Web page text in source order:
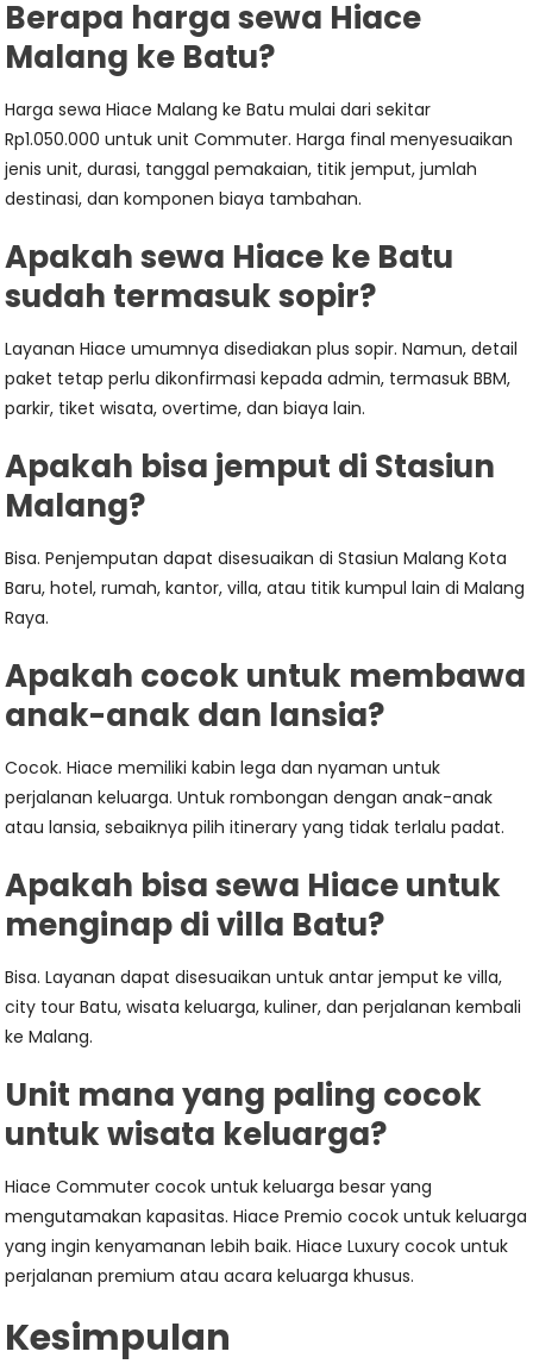
Berapa harga sewa Hiace
Malang ke Batu?
Harga sewa Hiace Malang ke Batu mulai dari sekitar
Rp1.050.000 untuk unit Commuter. Harga final menyesuaikan
jenis unit, durasi, tanggal pemakaian, titik jemput, jumlah
destinasi, dan komponen biaya tambahan.
Apakah sewa Hiace ke Batu
sudah termasuk sopir?
Layanan Hiace umumnya disediakan plus sopir. Namun, detail
paket tetap perlu dikonfirmasi kepada admin, termasuk BBM,
parkir, tiket wisata, overtime, dan biaya lain.
Apakah bisa jemput di Stasiun
Malang?
Bisa. Penjemputan dapat disesuaikan di Stasiun Malang Kota
Baru, hotel, rumah, kantor, villa, atau titik kumpul lain di Malang
Raya.
Apakah cocok untuk membawa
anak-anak dan lansia?
Cocok. Hiace memiliki kabin lega dan nyaman untuk
perjalanan keluarga. Untuk rombongan dengan anak-anak
atau lansia, sebaiknya pilih itinerary yang tidak terlalu padat.
Apakah bisa sewa Hiace untuk
menginap di villa Batu?
Bisa. Layanan dapat disesuaikan untuk antar jemput ke villa,
city tour Batu, wisata keluarga, kuliner, dan perjalanan kembali
ke Malang.
Unit mana yang paling cocok
untuk wisata keluarga?
Hiace Commuter cocok untuk keluarga besar yang
mengutamakan kapasitas. Hiace Premio cocok untuk keluarga
yang ingin kenyamanan lebih baik. Hiace Luxury cocok untuk
perjalanan premium atau acara keluarga khusus.
Kesimpulan